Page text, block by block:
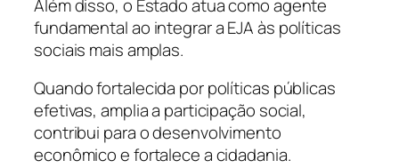
Além disso, o Estado atua como agente
fundamental ao integrar a EJA às políticas
sociais mais amplas.
Quando fortalecida por políticas públicas
efetivas, amplia a participação social,
contribui para o desenvolvimento
econômico e fortalece a cidadania.